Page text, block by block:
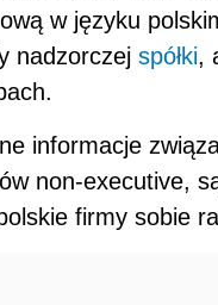
w języku
nadzorczej spółki,
informacje
non-executive,
firmy sobie